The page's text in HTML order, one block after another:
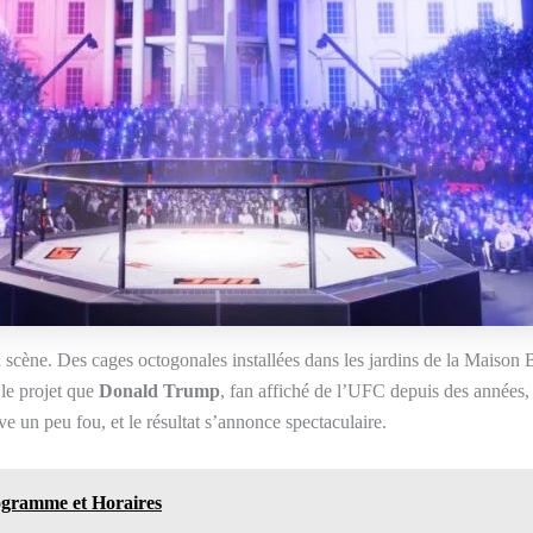
Des cages octogonales installées dans les jardins de la Maison
projet que Donald Trump, fan affiché de l’UFC depuis des
un peu fou, et le résultat s’annonce spectaculaire.
et Horaires